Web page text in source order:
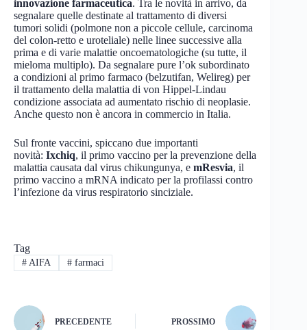
innovazione farmaceutica. Tra le novità in arrivo, da
segnalare quelle destinate al trattamento di diversi
tumori solidi (polmone non a piccole cellule, carcinoma
del colon-retto e uroteliale) nelle linee successive alla
prima e di varie malattie oncoematologiche (su tutte, il
mieloma multiplo). Da segnalare pure l’ok subordinato
a condizioni al primo farmaco (belzutifan, Welireg) per
il trattamento della malattia di von Hippel-Lindau
condizione associata ad aumentato rischio di neoplasie.
Anche questo non è ancora in commercio in Italia.
Sul fronte vaccini, spiccano due importanti
novità: Ixchiq, il primo vaccino per la prevenzione della
malattia causata dal virus chikungunya, e mResvia, il
primo vaccino a mRNA indicato per la profilassi contro
l’infezione da virus respiratorio sinciziale.
Tag
#AIFA #farmaci
PRECEDENTE PROSSIMO